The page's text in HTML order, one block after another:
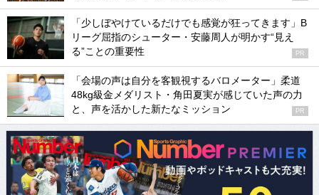
「少しぼやけているだけでも感覚が狂ってきます」B
リーグ屈指のシューター・安藤周人が明かす“見え
る”ことの重要性
PR
「会場の声は自分を客観視するバロメーター」柔道
48kg級金メダリスト・角田夏実が感じていた声の力
と、声を活かした新たなミッション
PR